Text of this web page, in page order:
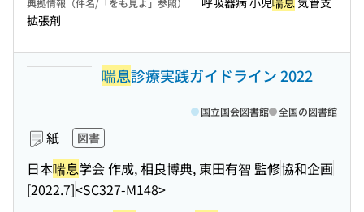
典拠情報（件名/「をも見よ」参照）
拡張剤
喘息診療実践ガイドライン 2022
紙 図書
日本喘息学会 作成, 相良博典, 東田有智 監修協和企画
[2022.7]<SC327-M148>
国立国会図書館 全国の図書館